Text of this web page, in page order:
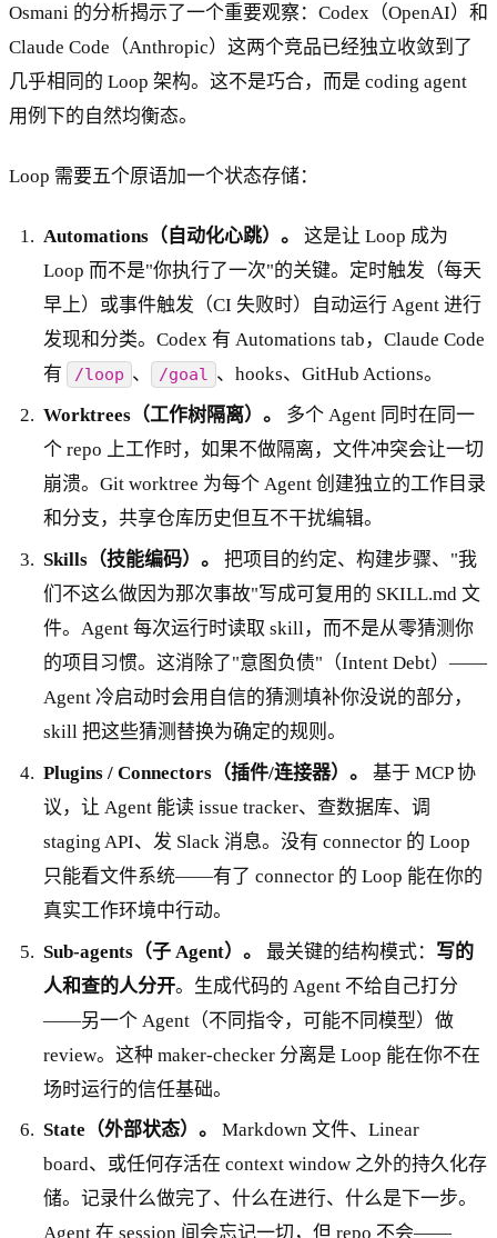
Osmani 的分析揭示了一个重要观察：Codex（OpenAI）和
Claude Code（Anthropic）这两个竞品已经独立收敛到了
几乎相同的 Loop 架构。这不是巧合，而是 coding agent
用例下的自然均衡态。
Loop 需要五个原语加一个状态存储：
Automations（自动化心跳）。
这是让 Loop 成为
Loop 而不是"你执行了一次"的关键。定时触发（每天
早上）或事件触发（CI 失败时）自动运行 Agent 进行
发现和分类。Codex 有 Automations tab，Claude Code
有
/loop 、 /goal 、hooks、GitHub Actions。
Worktrees（工作树隔离）。
多个 Agent 同时在同一
个 repo 上工作时，如果不做隔离，文件冲突会让一切
崩溃。Git worktree 为每个 Agent 创建独立的工作目录
和分支，共享仓库历史但互不干扰编辑。
Skills（技能编码）。
把项目的约定、构建步骤、"我
们不这么做因为那次事故"写成可复用的 SKILL.md 文
件。Agent 每次运行时读取 skill，而不是从零猜测你
的项目习惯。这消除了"意图负债"（Intent Debt）——
Agent 冷启动时会用自信的猜测填补你没说的部分，
skill 把这些猜测替换为确定的规则。
Plugins / Connectors（插件/连接器）。
基于 MCP 协
议，让 Agent 能读 issue tracker、查数据库、调
staging API、发 Slack 消息。没有 connector 的 Loop
只能看文件系统——有了 connector 的 Loop 能在你的
真实工作环境中行动。
Sub-agents（子 Agent）。
最关键的结构模式： 写的
人和查的人分开。生成代码的 Agent 不给自己打分
——另一个 Agent（不同指令，可能不同模型）做
review。这种 maker-checker 分离是 Loop 能在你不在
场时运行的信任基础。
State（外部状态）。
Markdown 文件、Linear
board、或任何存活在 context window 之外的持久化存
储。记录什么做完了、什么在进行、什么是下一步。
Agent 在 session 间会忘记一切，但 repo 不会——